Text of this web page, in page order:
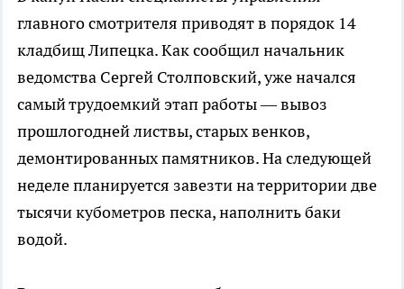
главного смотрителя приводят в порядок 14
кладбищ Липецка. Как сообщил начальник
ведомства Сергей Столповский, уже начался
самый трудоемкий этап работы — вывоз
прошлогодней листвы, старых венков,
демонтированных памятников. На следующей
неделе планируется завезти на территории две
тысячи кубометров песка, наполнить баки
водой.